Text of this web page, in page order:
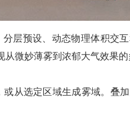
分层预设、动态物理体积交
微妙薄雾到浓郁大气效果的
从选定区域生成雾域。叠